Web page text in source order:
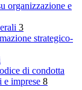
organizzazione e
3
strategico-
di condotta
imprese 8